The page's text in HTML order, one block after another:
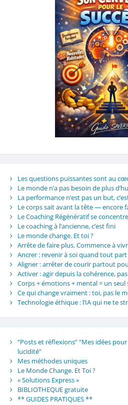
Les questions puissantes sont au
Le monde n’a pas besoin de plus
La performance n’est pas un but,
Le corps sait avant la tête — encore
Le Coaching Régénératif se
Le coaching à l’ancienne, c’est fini
Le monde change. Et toi ?
Arrête de faire plus. Commence à
Ancrer : revenir à soi quand tout
Aligner : arrêter de courir partout
Activer : agir depuis la cohérence,
Corps + émotions + mental = un
Ce qui change vraiment : toi, pas le
Technologie éthique : l’IA qui ne te
“Posts et réflexions” “Mes idées
lucidité”
Mes méthodes uniques
Le Monde Change. Et Toi ?
« Solutions Express »
BIBLIOTHEQUE gratuite
** GUIDES PRATIQUES **